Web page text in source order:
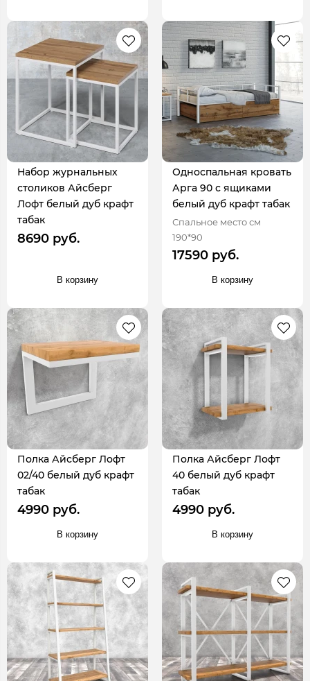
Набор журнальных
столиков Айсберг
Лофт белый дуб крафт
табак
8690 руб.
В корзину
Односпальная кровать
Арга 90 с ящиками
белый дуб крафт табак
Спальное место см
190*90
17590 руб.
В корзину
Полка Айсберг Лофт
02/40 белый дуб крафт
табак
4990 руб.
В корзину
Полка Айсберг Лофт
40 белый дуб крафт
табак
4990 руб.
В корзину